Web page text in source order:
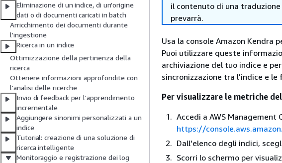
Eliminazione di un indice, di un'origine
dati o di documenti caricati in batch
Arricchimento dei documenti durante
l'ingestione
Ricerca in un indice
Ottimizzazione della pertinenza della
ricerca
Ottenere informazioni approfondite con
l'analisi delle ricerche
Invio di feedback per l'apprendimento
incrementale
Aggiungere sinonimi personalizzati a un
indice
Tutorial: creazione di una soluzione di
ricerca intelligente
Monitoraggio e registrazione dei log
il contenuto di una
prevarrà.
Usa la console Amazon
Puoi utilizzare queste
archiviazione del tuo indice e
sincronizzazione tra l'indice e
Per visualizzare le metriche
Accedi a AWS Management
https://
Dall'elenco degli indici,
Scorri lo schermo per